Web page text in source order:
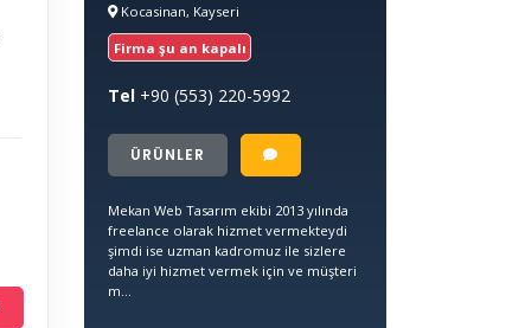
Kocasinan, Kayseri
Firma şu an kapalı
Tel +90 (553) 220-5992
ÜRÜNLER
Mekan Web Tasarım ekibi 2013 yılında
freelance olarak hizmet vermekteydi
şimdi ise uzman kadromuz ile sizlere
daha iyi hizmet vermek için ve müşteri
m...